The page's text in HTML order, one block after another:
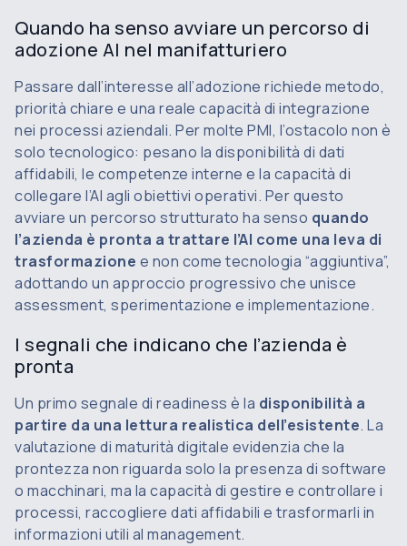
Quando ha senso avviare un percorso di
adozione AI nel manifatturiero
Passare dall’interesse all’adozione richiede metodo,
priorità chiare e una reale capacità di integrazione
nei processi aziendali. Per molte PMI, l’ostacolo non è
solo tecnologico: pesano la disponibilità di dati
affidabili, le competenze interne e la capacità di
collegare l’AI agli obiettivi operativi. Per questo
avviare un percorso strutturato ha senso quando
l’azienda è pronta a trattare l’AI come una leva di
trasformazione e non come tecnologia “aggiuntiva”,
adottando un approccio progressivo che unisce
assessment, sperimentazione e implementazione.
I segnali che indicano che l’azienda è
pronta
Un primo segnale di readiness è la disponibilità a
partire da una lettura realistica dell’esistente. La
valutazione di maturità digitale evidenzia che la
prontezza non riguarda solo la presenza di software
o macchinari, ma la capacità di gestire e controllare i
processi, raccogliere dati affidabili e trasformarli in
informazioni utili al management.